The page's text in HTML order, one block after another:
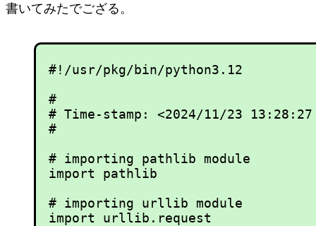
書いてみたでござる。
#!/usr/pkg/bin/python3.12
#
# Time-stamp: <2024/11/23
#
# importing pathlib module
import pathlib
# importing urllib module
import urllib.request